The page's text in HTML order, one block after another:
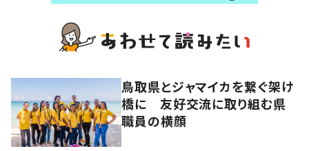
鳥取県とジャマイカを繋ぐ架け
橋に 友好交流に取り組む県
職員の横顔